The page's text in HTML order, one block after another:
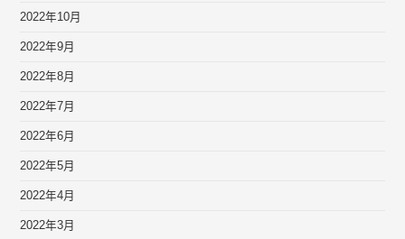
2022年10月
2022年9月
2022年8月
2022年7月
2022年6月
2022年5月
2022年4月
2022年3月